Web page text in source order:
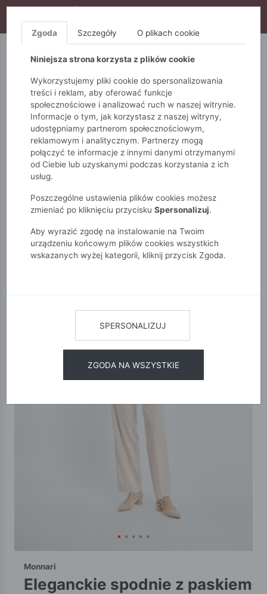
S10), DODATKOWE 15% ZA 3SZT (KOD: S15)
5.10.15. QUIOSQUE
Monnari Zobacz wszystko Spodnie
Klasyczne
Eleganckie spodnie z paskiem
Monnari
eleganckie spodnie z paskiem
Zgoda Szczegóły O plikach cookie
Niniejsza strona korzysta z plików cookie
Wykorzystujemy pliki cookie do spersonalizowania
treści i reklam, aby oferować funkcje
społecznościowe i analizować ruch w naszej witrynie.
Informacje o tym, jak korzystasz z naszej witryny,
udostępniamy partnerom społecznościowym,
reklamowym i analitycznym. Partnerzy mogą
połączyć te informacje z innymi danymi otrzymanymi
od Ciebie lub uzyskanymi podczas korzystania z ich
usług.
Poszczególne ustawienia plików cookies możesz
zmieniać po kliknięciu przycisku Spersonalizuj.
Aby wyrazić zgodę na instalowanie na Twoim
urządzeniu końcowym plików cookies wszystkich
wskazanych wyżej kategorii, kliknij przycisk Zgoda.
SPERSONALIZUJ
ZGODA NA WSZYSTKIE